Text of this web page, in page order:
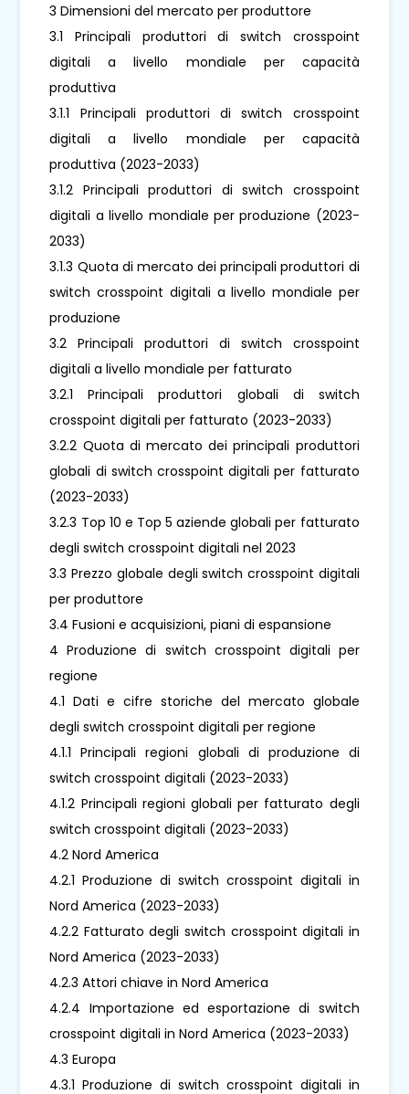
3 Dimensioni del mercato per produttore
3.1 Principali produttori di switch crosspoint
digitali a livello mondiale per capacità
produttiva
3.1.1 Principali produttori di switch crosspoint
digitali a livello mondiale per capacità
produttiva (2023-2033)
3.1.2 Principali produttori di switch crosspoint
digitali a livello mondiale per produzione (2023-
2033)
3.1.3 Quota di mercato dei principali produttori di
switch crosspoint digitali a livello mondiale per
produzione
3.2 Principali produttori di switch crosspoint
digitali a livello mondiale per fatturato
3.2.1 Principali produttori globali di switch
crosspoint digitali per fatturato (2023-2033)
3.2.2 Quota di mercato dei principali produttori
globali di switch crosspoint digitali per fatturato
(2023-2033)
3.2.3 Top 10 e Top 5 aziende globali per fatturato
degli switch crosspoint digitali nel 2023
3.3 Prezzo globale degli switch crosspoint digitali
per produttore
3.4 Fusioni e acquisizioni, piani di espansione
4 Produzione di switch crosspoint digitali per
regione
4.1 Dati e cifre storiche del mercato globale
degli switch crosspoint digitali per regione
4.1.1 Principali regioni globali di produzione di
switch crosspoint digitali (2023-2033)
4.1.2 Principali regioni globali per fatturato degli
switch crosspoint digitali (2023-2033)
4.2 Nord America
4.2.1 Produzione di switch crosspoint digitali in
Nord America (2023-2033)
4.2.2 Fatturato degli switch crosspoint digitali in
Nord America (2023-2033)
4.2.3 Attori chiave in Nord America
4.2.4 Importazione ed esportazione di switch
crosspoint digitali in Nord America (2023-2033)
4.3 Europa
4.3.1 Produzione di switch crosspoint digitali in